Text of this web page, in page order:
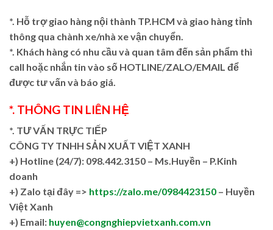
*. Hỗ trợ giao hàng nội thành TP.HCM và giao hàng tỉnh
thông qua chành xe/nhà xe vận chuyển.
*. Khách hàng có nhu cầu và quan tâm đến sản phẩm thì
call hoặc nhắn tin vào số HOTLINE/ZALO/EMAIL để
được tư vấn và báo giá.
*. THÔNG TIN LIÊN HỆ
*. TƯ VẤN TRỰC TIẾP
CÔNG TY TNHH SẢN XUẤT VIỆT XANH
+) Hotline (24/7): 098.442.3150 – Ms.Huyền – P.Kinh
doanh
+) Zalo tại đây => https://zalo.me/0984423150 – Huyền
Việt Xanh
+) Email: huyen@congnghiepvietxanh.com.vn